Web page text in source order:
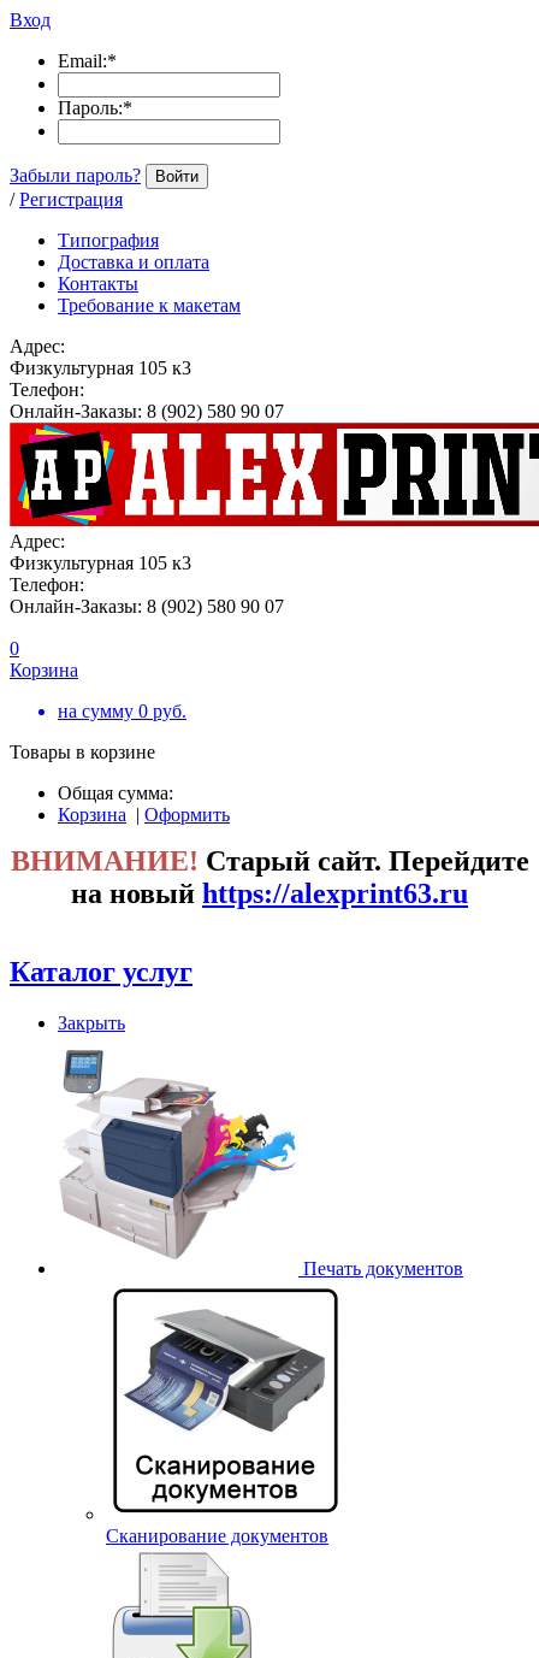
Вход
Email:*
Пароль:*
Забыли пароль? Войти
/ Регистрация
Типография
Доставка и оплата
Контакты
Требование к макетам
Адрес:
Физкультурная 105 к3
Телефон:
Онлайн-Заказы: 8 (902) 580 90 07
Адрес:
Физкультурная 105 к3
Телефон:
Онлайн-Заказы: 8 (902) 580 90 07
0
Корзина
на сумму 0 руб.
Товары в корзине
Общая сумма:
Корзина | Оформить
ВНИМАНИЕ! Старый сайт. Перейдите
на новый https://alexprint63.ru
Каталог услуг
Закрыть
Печать документов
Сканирование документов